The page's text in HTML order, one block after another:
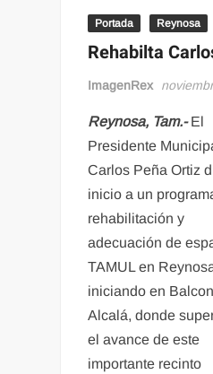
Portada Reynosa
Rehabilta
ImagenRex
Reynosa, Tam.-El
Presidente
Carlos Peña Ortiz
inicio a un
rehabilitación y
adecuación de
TAMUL en
iniciando en
Alcalá, donde
el avance de este
importante recinto